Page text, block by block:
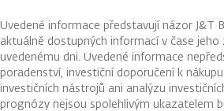
Uvedené informace představují názor J&T
aktuálně dostupných informací v čase jeho
uvedenému dni. Uvedené informace
poradenství, investiční doporučení k
investičních nástrojů ani analýzu
prognózy nejsou spolehlivým ukazatelem